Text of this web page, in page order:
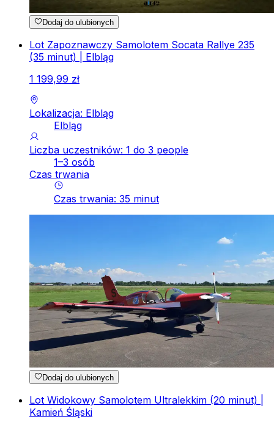
Dodaj do ulubionych
Lot Zapoznawczy Samolotem Socata Rallye 235
(35 minut) | Elbląg
1 199,99 zł
Lokalizacja: Elbląg
Elbląg
Liczba uczestników: 1 do 3 people
1–3 osób
Czas trwania
Czas trwania: 35 minut
Dodaj do ulubionych
Lot Widokowy Samolotem Ultralekkim (20 minut) |
Kamień Śląski